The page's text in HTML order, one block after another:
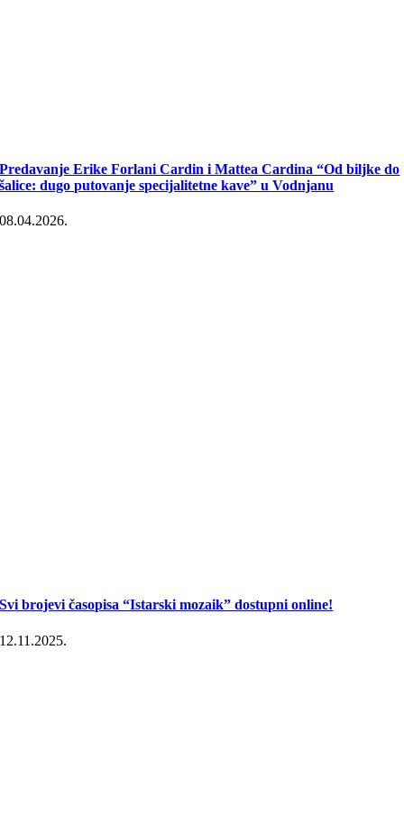
Predavanje Erike Forlani Cardin i Mattea Cardina “Od biljke do
šalice: dugo putovanje specijalitetne kave” u Vodnjanu
08.04.2026.
Svi brojevi časopisa “Istarski mozaik” dostupni online!
12.11.2025.